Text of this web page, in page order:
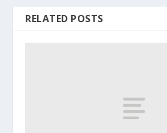
RELATED POSTS